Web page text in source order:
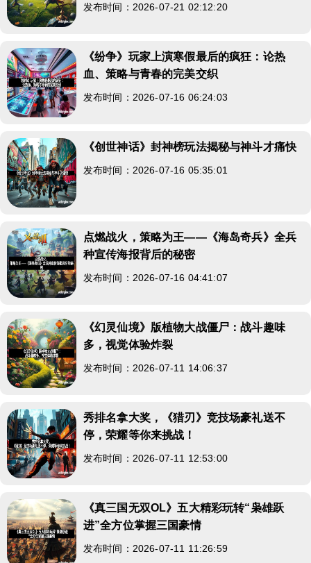
发布时间：2026-07-21 02:12:20
《纷争》玩家上演寒假最后的疯狂：论热
血、策略与青春的完美交织
发布时间：2026-07-16 06:24:03
《创世神话》封神榜玩法揭秘与神斗才痛快
发布时间：2026-07-16 05:35:01
点燃战火，策略为王——《海岛奇兵》全兵
种宣传海报背后的秘密
发布时间：2026-07-16 04:41:07
《幻灵仙境》版植物大战僵尸：战斗趣味
多，视觉体验炸裂
发布时间：2026-07-11 14:06:37
秀排名拿大奖，《猎刃》竞技场豪礼送不
停，荣耀等你来挑战！
发布时间：2026-07-11 12:53:00
《真三国无双OL》五大精彩玩转“枭雄跃
进”全方位掌握三国豪情
发布时间：2026-07-11 11:26:59